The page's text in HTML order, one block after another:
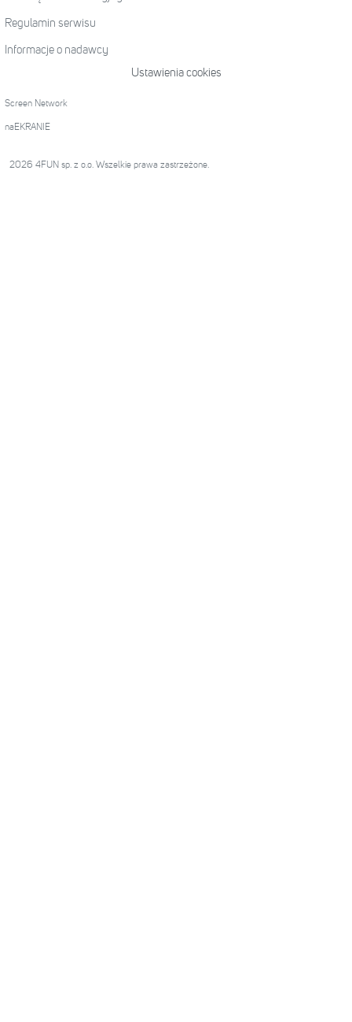
Regulamin serwisu
Informacje o nadawcy
Ustawienia cookies
Screen Network
naEKRANIE
2026 4FUN sp. z o.o. Wszelkie prawa zastrzeżone.